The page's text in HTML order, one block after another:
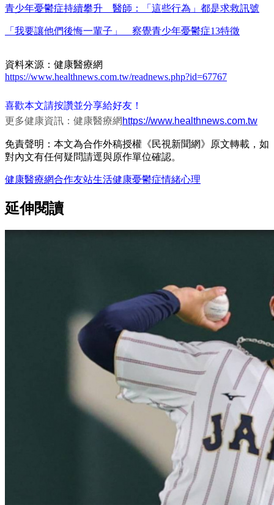
青少年憂鬱症持續攀升 醫師：「這些行為」都是求救訊號
「我要讓他們後悔一輩子」 察覺青少年憂鬱症13特徵
資料來源：健康醫療網
https://www.healthnews.com.tw/readnews.php?id=67767
喜歡本文請按讚並分享給好友！
更多健康資訊：健康醫療網 https://www.healthnews.com.tw
免責聲明：本文為合作外稿授權《民視新聞網》原文轉載，如
對內文有任何疑問請逕與原作單位確認。
健康醫療網合作友站生活健康憂鬱症情緒心理
延伸閱讀